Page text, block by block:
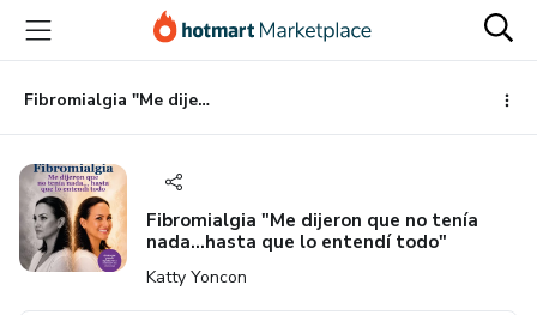
principal
página
de
página
Fibromialgia "Me dijeron que no tenía nada...hasta que lo entendí todo"
Fibromialgia "Me dijeron que no tenía
nada...hasta que lo entendí todo"
Katty Yoncon